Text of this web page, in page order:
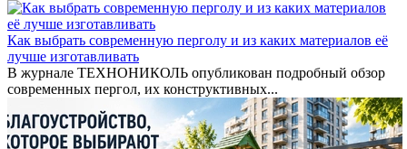
Как выбрать современную перголу и из каких материалов её
лучше изготавливать
В журнале ТЕХНОНИКОЛЬ опубликован подробный обзор
современных пергол, их конструктивных...